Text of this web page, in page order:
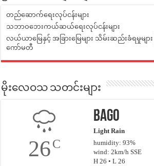
တည်ဆောက်ရေးလုပ်ငန်းများ
သဘာဝဘေးကယ်ဆယ်ရေးလုပ်ငန်းများ
လယ်ယာမြေနှင့် အခြားမြေများ သိမ်းဆည်းခံရမှုမျာ
ကော်မတီ
မိုးလေဝသ သတင်းများ
26C
Bago
Light Rain
humidity: 93%
wind: 2km/h SSE
H 26 • L 26